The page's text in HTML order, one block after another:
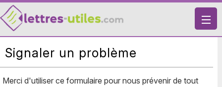
X
VIE PRATIQUE
Signaler un problème
Merci d'utiliser ce formulaire pour nous prévenir de tout